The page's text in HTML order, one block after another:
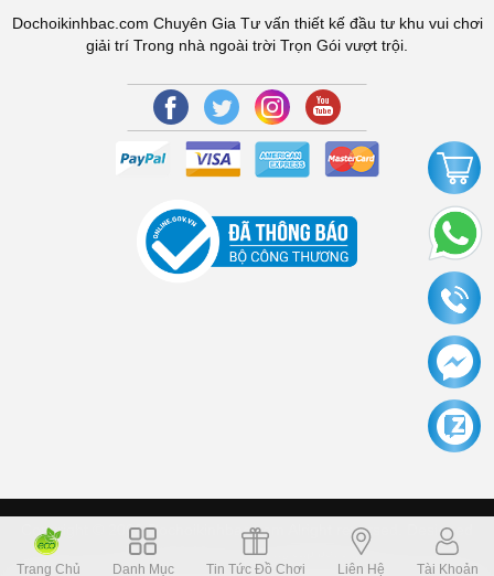
Dochoikinhbac.com Chuyên Gia Tư vấn thiết kế đầu tư khu vui chơi
giải trí Trong nhà ngoài trời Trọn Gói vượt trội.
Copyright © 2006 Dochoikinhbac.com Alright reversed. Designed
Dochoikinhbac.vn.cung cấp bởi sapo
Trang Chủ
Danh Mục Tin Tức Đồ Chơi Liên Hệ Tài Khoản